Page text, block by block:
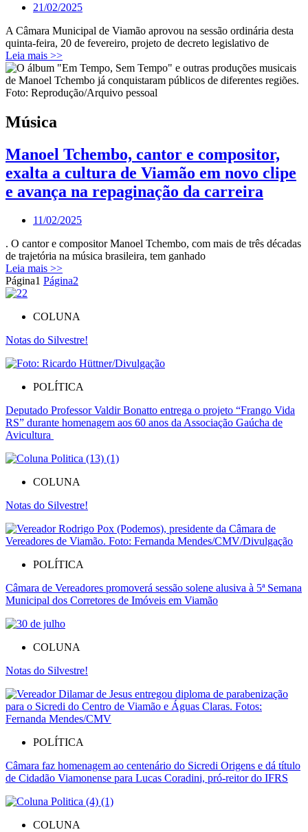
21/02/2025
A Câmara Municipal de Viamão aprovou na sessão ordinária desta
quinta-feira, 20 de fevereiro, projeto de decreto legislativo de
Leia mais >>
Música
Manoel Tchembo, cantor e compositor,
exalta a cultura de Viamão em novo clipe
e avança na repaginação da carreira
11/02/2025
. O cantor e compositor Manoel Tchembo, com mais de três décadas
de trajetória na música brasileira, tem ganhado
Leia mais >>
Página1 Página2
COLUNA
Notas do Silvestre!
POLÍTICA
Deputado Professor Valdir Bonatto entrega o projeto “Frango Vida
RS” durante homenagem aos 60 anos da Associação Gaúcha de
Avicultura
COLUNA
Notas do Silvestre!
POLÍTICA
Câmara de Vereadores promoverá sessão solene alusiva à 5ª Semana
Municipal dos Corretores de Imóveis em Viamão
COLUNA
Notas do Silvestre!
POLÍTICA
Câmara faz homenagem ao centenário do Sicredi Origens e dá título
de Cidadão Viamonense para Lucas Coradini, pró-reitor do IFRS
COLUNA